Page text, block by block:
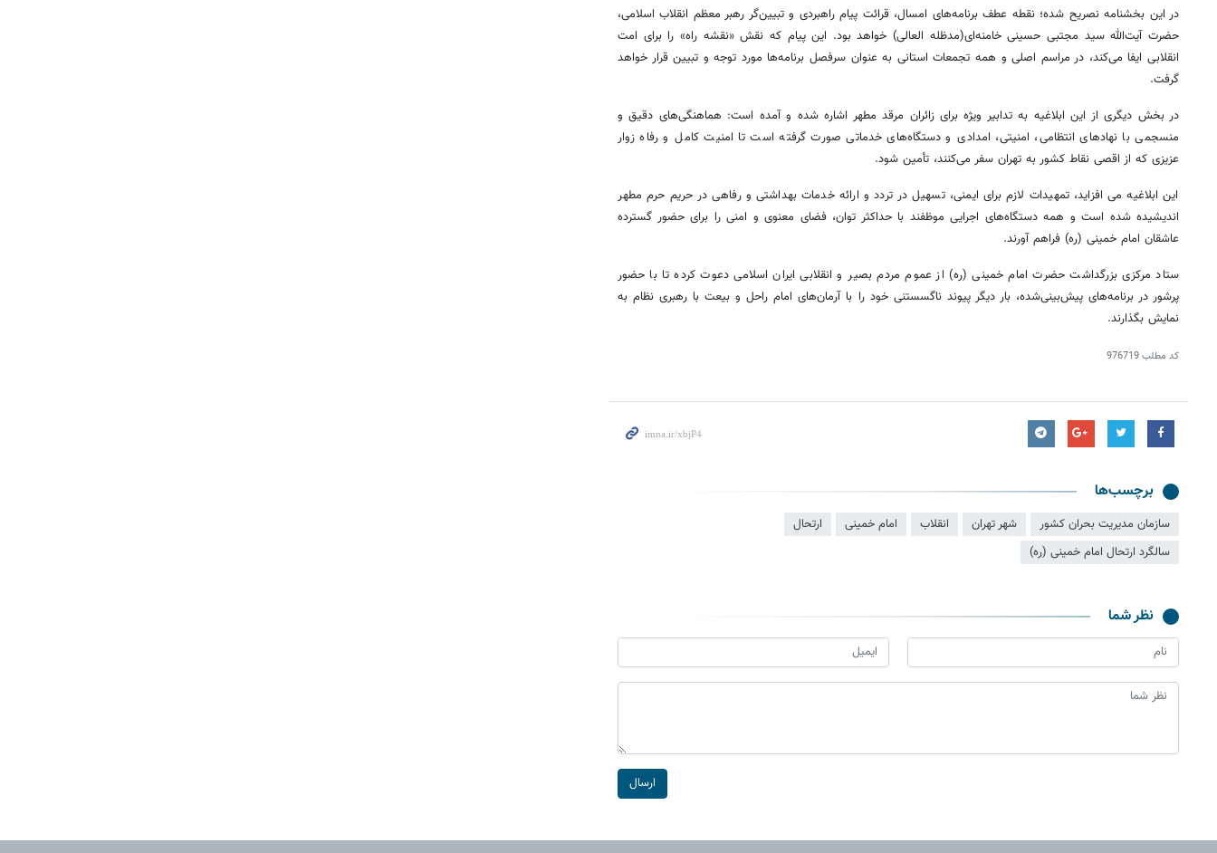
در این بخشنامه نصریح شده؛ نقطه عطف برنامه‌های امسال، قرائت پیام راهبردی و تبیین‌گر رهبر معظم انقلاب اسلامی،
حضرت آیت‌الله سید مجتبی حسینی خامنه‌ای(مدظله العالی) خواهد بود. این پیام که نقش «نقشه راه» را برای امت
انقلابی ایفا می‌کند، در مراسم اصلی و همه تجمعات استانی به عنوان سرفصل برنامه‌ها مورد توجه و تبیین قرار خواهد
گرفت.
در بخش دیگری از این ابلاغیه به تدابیر ویژه برای زائران مرقد مطهر اشاره شده و آمده است: هماهنگی‌های دقیق و
منسجمی با نهادهای انتظامی، امنیتی، امدادی و دستگاه‌های خدماتی صورت گرفته است تا امنیت کامل و رفاه زوار
عزیزی که از اقصی نقاط کشور به تهران سفر می‌کنند، تأمین شود.
این ابلاغیه می افزاید، تمهیدات لازم برای ایمنی، تسهیل در تردد و ارائه خدمات بهداشتی و رفاهی در حریم حرم مطهر
اندیشیده شده است و همه دستگاه‌های اجرایی موظفند با حداکثر توان، فضای معنوی و امنی را برای حضور گسترده
عاشقان امام خمینی (ره) فراهم آورند.
ستاد مرکزی بزرگداشت حضرت امام خمینی (ره) از عموم مردم بصیر و انقلابی ایران اسلامی دعوت کرده تا با حضور
پرشور در برنامه‌های پیش‌بینی‌شده، بار دیگر پیوند ناگسستنی خود را با آرمان‌های امام راحل و بیعت با رهبری نظام به
نمایش بگذارند.
کد مطلب976719
برچسب‌ها
سازمان مدیریت بحران کشور شهر تهران انقلاب امام خمینی
ارتحال
سالگرد ارتحال امام خمینی (ره)
نظر شما
ارسال